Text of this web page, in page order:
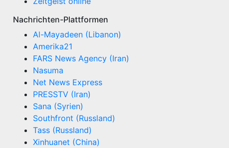
Nachrichten-Plattformen
Al-Mayadeen (Libanon)
Amerika21
FARS News Agency (Iran)
Nasuma
Net News Express
PRESSTV (Iran)
Sana (Syrien)
Southfront (Russland)
Tass (Russland)
Xinhuanet (China)